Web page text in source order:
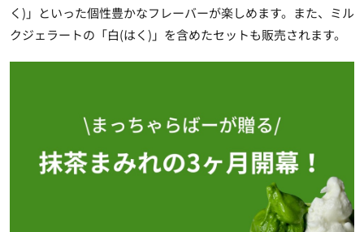
く)」といった個性豊かなフレーバーが楽しめます。また、ミル
クジェラートの「白(はく)」を含めたセットも販売されます。